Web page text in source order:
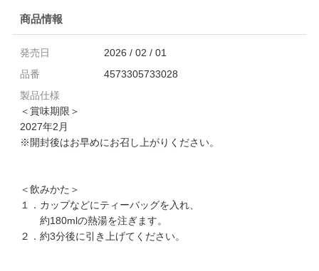
商品情報
発売日
2026 / 02 / 01
品番
4573305733028
製品仕様
＜賞味期限＞
2027年2月
※開封後はお早めにお召し上がりください。
＜飲みかた＞
１．カップなどにティーバッグを入れ、
約180mlの熱湯を注ぎます。
２．約3分後に引き上げてください。